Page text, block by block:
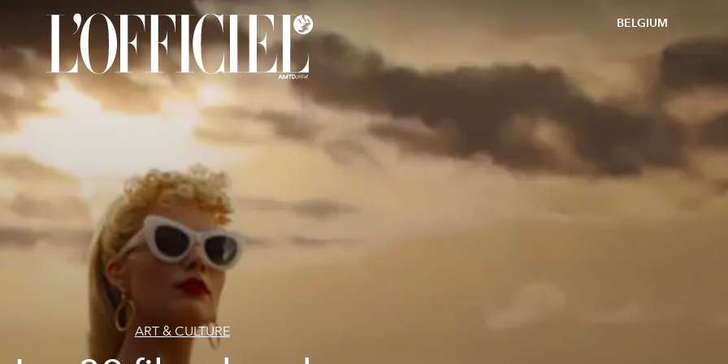
BELGIUM
ART & CULTURE